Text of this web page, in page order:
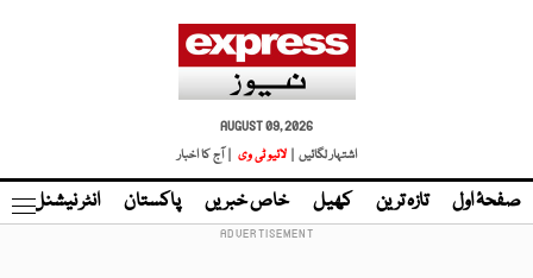
AUGUST 09, 2026
اشتہار لگائیں |
لائیو ٹی وی | آج کا اخبار
صفحۂ اول تازہ ترین کھیل خاص خبریں پاکستان انٹر نیشنل